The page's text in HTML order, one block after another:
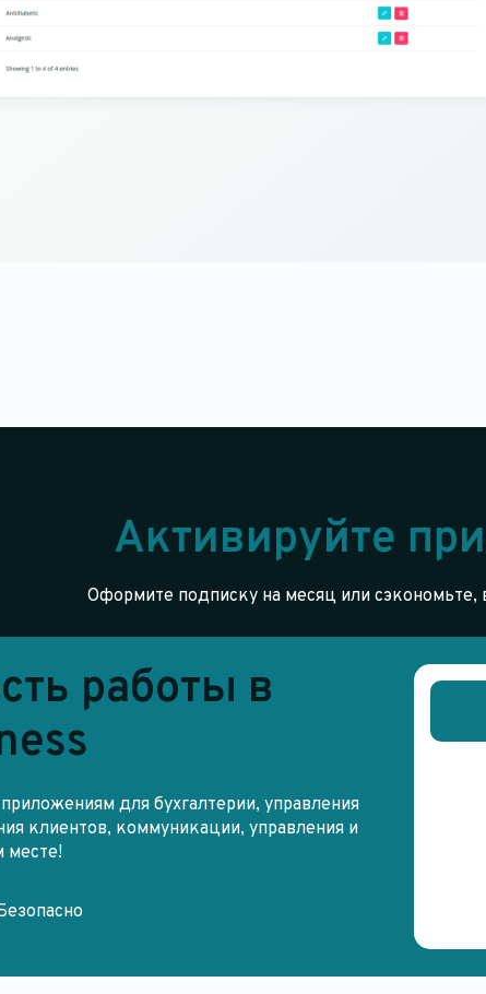
Активируйте
Оформите подписку на месяц или
работы в
для бухгалтерии, управления
клиентов, коммуникации, управления и
месте!